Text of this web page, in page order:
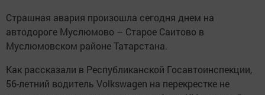
Страшная авария произошла сегодня днем на
автодороге Муслюмово – Старое Саитово в
Муслюмовском районе Татарстана.
Как рассказали в Республиканской Госавтоинспекции,
56-летний водитель Volkswagen на перекрестке не